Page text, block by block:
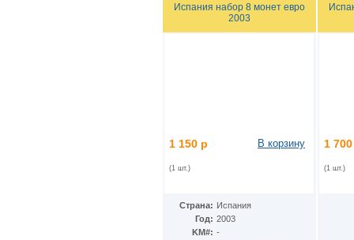
Испания набор 8 монет евро
2003
1 150 р
(1 шт.)
В корзину
Страна: Испания
Год: 2003
KM#: -
1
(1 шт.)